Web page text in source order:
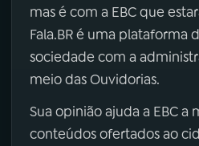
mas é com a EBC que
Fala.BR é uma plataforma
sociedade com a
meio das Ouvidorias.
Sua opinião ajuda a EBC a
conteúdos ofertados ao